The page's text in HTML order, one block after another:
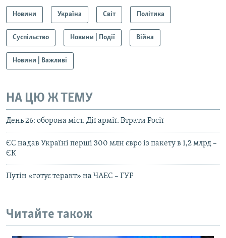
Новини Україна Світ Політика
Суспільство Новини | Події Війна
Новини | Важливі
НА ЦЮ Ж ТЕМУ
День 26: оборона міст. Дії армії. Втрати Росії
ЄС надав Україні перші 300 млн євро із пакету в 1,2 млрд –
ЄК
Путін «готує теракт» на ЧАЕС – ГУР
Читайте також